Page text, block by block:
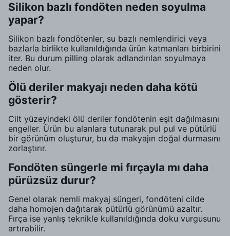
Silikon bazlı fondöten neden soyulma
yapar?
Silikon bazlı fondötenler, su bazlı nemlendirici veya
bazlarla birlikte kullanıldığında ürün katmanları birbirini
iter. Bu durum pilling olarak adlandırılan soyulmaya
neden olur.
Ölü deriler makyajı neden daha kötü
gösterir?
Cilt yüzeyindeki ölü deriler fondötenin eşit dağılmasını
engeller. Ürün bu alanlara tutunarak pul pul ve pütürlü
bir görünüm oluşturur, bu da makyajın doğal durmasını
zorlaştırır.
Fondöten süngerle mi fırçayla mı daha
pürüzsüz durur?
Genel olarak nemli makyaj süngeri, fondöteni cilde
daha homojen dağıtarak pütürlü görünümü azaltır.
Fırça ise yanlış teknikle kullanıldığında doku vurgusunu
artırabilir.